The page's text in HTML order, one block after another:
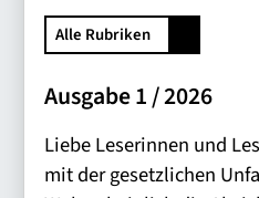
Alle Rubriken
Ausgabe 1 / 2026
Liebe Leserinnen und
mit der gesetzlichen